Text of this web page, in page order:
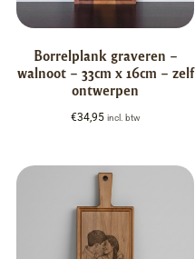
Borrelplank graveren –
walnoot – 33cm x 16cm – zelf
ontwerpen
€34,95 incl. btw